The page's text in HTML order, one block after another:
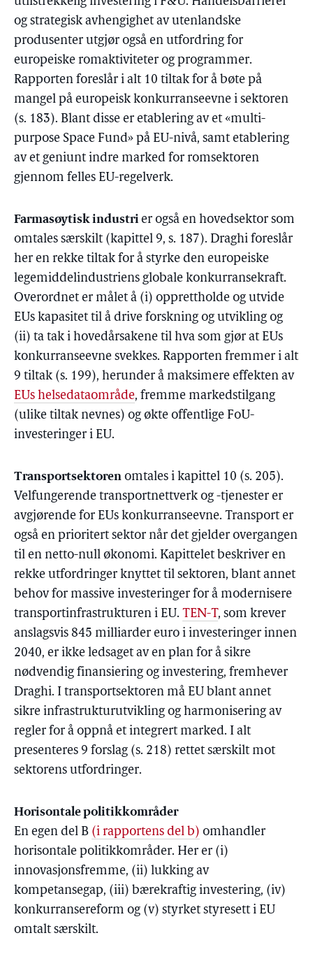
og strategisk avhengighet av utenlandske
produsenter utgjør også en utfordring for
europeiske romaktiviteter og programmer.
Rapporten foreslår i alt 10 tiltak for å bøte på
mangel på europeisk konkurranseevne i sektoren
(s. 183). Blant disse er etablering av et «multi-
purpose Space Fund» på EU-nivå, samt etablering
av et geniunt indre marked for romsektoren
gjennom felles EU-regelverk.
Farmasøytisk industri er også en hovedsektor som
omtales særskilt (kapittel 9, s. 187). Draghi foreslår
her en rekke tiltak for å styrke den europeiske
legemiddelindustriens globale konkurransekraft.
Overordnet er målet å (i) opprettholde og utvide
EUs kapasitet til å drive forskning og utvikling og
(ii) ta tak i hovedårsakene til hva som gjør at EUs
konkurranseevne svekkes. Rapporten fremmer i alt
9 tiltak (s. 199), herunder å maksimere effekten av
EUs helsedataområde, fremme markedstilgang
(ulike tiltak nevnes) og økte offentlige FoU-
investeringer i EU.
Transportsektoren omtales i kapittel 10 (s. 205).
Velfungerende transportnettverk og -tjenester er
avgjørende for EUs konkurranseevne. Transport er
også en prioritert sektor når det gjelder overgangen
til en netto-null økonomi. Kapittelet beskriver en
rekke utfordringer knyttet til sektoren, blant annet
behov for massive investeringer for å modernisere
transportinfrastrukturen i EU. TEN-T, som krever
anslagsvis 845 milliarder euro i investeringer innen
2040, er ikke ledsaget av en plan for å sikre
nødvendig finansiering og investering, fremhever
Draghi. I transportsektoren må EU blant annet
sikre infrastrukturutvikling og harmonisering av
regler for å oppnå et integrert marked. I alt
presenteres 9 forslag (s. 218) rettet særskilt mot
sektorens utfordringer.
Horisontale politikkområder
En egen del B (i rapportens del b) omhandler
horisontale politikkområder. Her er (i)
innovasjonsfremme, (ii) lukking av
kompetansegap, (iii) bærekraftig investering, (iv)
konkurransereform og (v) styrket styresett i EU
omtalt særskilt.